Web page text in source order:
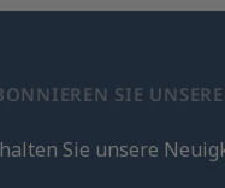
SIE
Sie unsere